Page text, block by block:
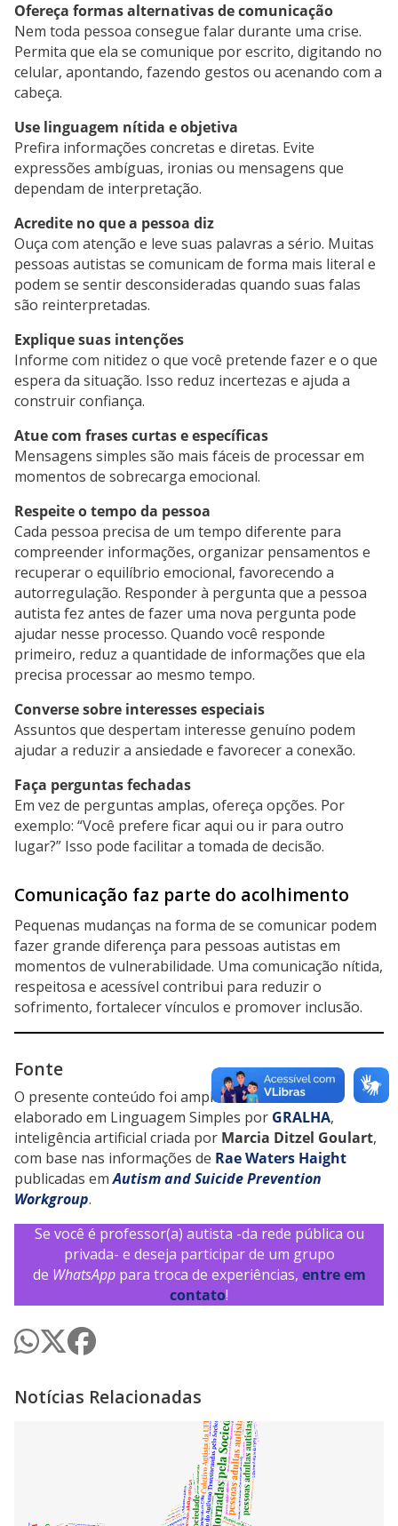
Ofereça formas alternativas de comunicação
Nem toda pessoa consegue falar durante uma crise.
Permita que ela se comunique por escrito, digitando no
celular, apontando, fazendo gestos ou acenando com a
cabeça.
Use linguagem nítida e objetiva
Prefira informações concretas e diretas. Evite
expressões ambíguas, ironias ou mensagens que
dependam de interpretação.
Acredite no que a pessoa diz
Ouça com atenção e leve suas palavras a sério. Muitas
pessoas autistas se comunicam de forma mais literal e
podem se sentir desconsideradas quando suas falas
são reinterpretadas.
Explique suas intenções
Informe com nitidez o que você pretende fazer e o que
espera da situação. Isso reduz incertezas e ajuda a
construir confiança.
Atue com frases curtas e específicas
Mensagens simples são mais fáceis de processar em
momentos de sobrecarga emocional.
Respeite o tempo da pessoa
Cada pessoa precisa de um tempo diferente para
compreender informações, organizar pensamentos e
recuperar o equilíbrio emocional, favorecendo a
autorregulação. Responder à pergunta que a pessoa
autista fez antes de fazer uma nova pergunta pode
ajudar nesse processo. Quando você responde
primeiro, reduz a quantidade de informações que ela
precisa processar ao mesmo tempo.
Converse sobre interesses especiais
Assuntos que despertam interesse genuíno podem
ajudar a reduzir a ansiedade e favorecer a conexão.
Faça perguntas fechadas
Em vez de perguntas amplas, ofereça opções. Por
exemplo: “Você prefere ficar aqui ou ir para outro
lugar?” Isso pode facilitar a tomada de decisão.
Comunicação faz parte do acolhimento
Pequenas mudanças na forma de se comunicar podem
fazer grande diferença para pessoas autistas em
momentos de vulnerabilidade. Uma comunicação nítida,
respeitosa e acessível contribui para reduzir o
sofrimento, fortalecer vínculos e promover inclusão.
Fonte
O presente conteúdo foi amplamente traduzido e
elaborado em Linguagem Simples por GRALHA,
inteligência artificial criada por Marcia Ditzel Goulart,
com base nas informações de Rae Waters Haight
publicadas emAutism and Suicide Prevention
Workgroup.
Se você é professor(a) autista -da rede pública ou
privada- e deseja participar de um grupo
de WhatsApppara troca de experiências, entre em
contato!
Notícias Relacionadas